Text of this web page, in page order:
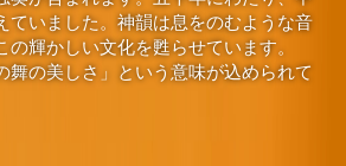
ていました。神韻は息をのむような音
輝かしい文化を甦らせています。
舞の美しさ」という意味が込められて